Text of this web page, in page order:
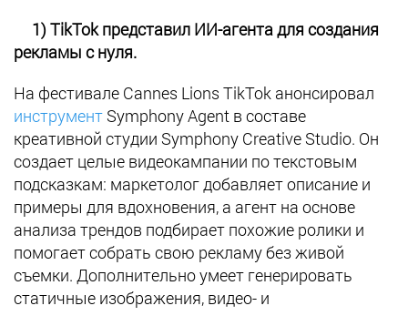
1) TikTok представил ИИ-агента для создания
рекламы с нуля.
На фестивале Cannes Lions TikTok анонсировал
инструмент Symphony Agent в составе
креативной студии Symphony Creative Studio. Он
создает целые видеокампании по текстовым
подсказкам: маркетолог добавляет описание и
примеры для вдохновения, а агент на основе
анализа трендов подбирает похожие ролики и
помогает собрать свою рекламу без живой
съемки. Дополнительно умеет генерировать
статичные изображения, видео- и